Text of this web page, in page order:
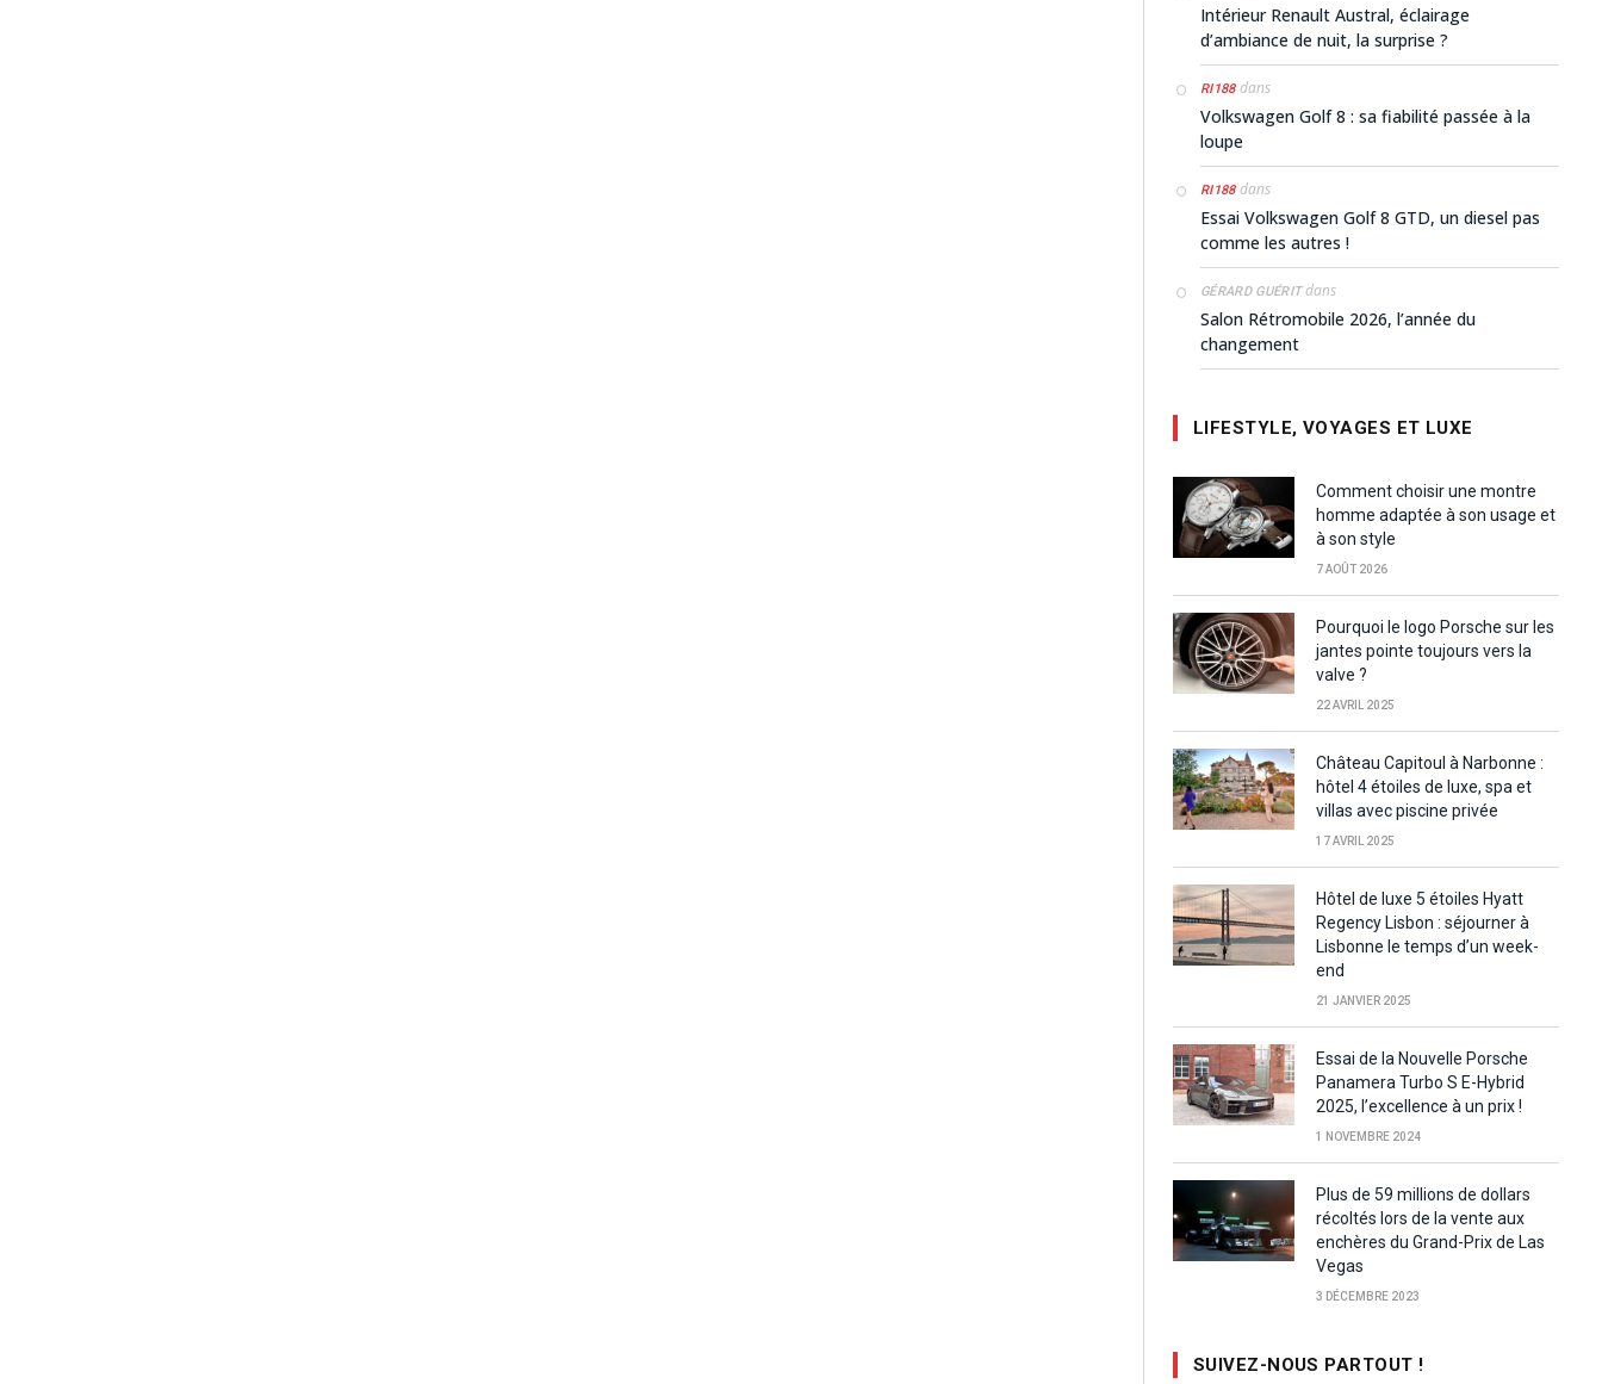
Intérieur Renault Austral, éclairage
d’ambiance de nuit, la surprise ?
RI188dans
Volkswagen Golf 8 : sa fiabilité passée à la
loupe
RI188dans
Essai Volkswagen Golf 8 GTD, un diesel pas
comme les autres !
GÉRARD GUÉRITdans
Salon Rétromobile 2026, l’année du
changement
LIFESTYLE, VOYAGES ET LUXE
Comment choisir une montre
homme adaptée à son usage et
à son style
7 AOÛT 2026
Pourquoi le logo Porsche sur les
jantes pointe toujours vers la
valve ?
22 AVRIL 2025
Château Capitoul à Narbonne :
hôtel 4 étoiles de luxe, spa et
villas avec piscine privée
17 AVRIL 2025
Hôtel de luxe 5 étoiles Hyatt
Regency Lisbon : séjourner à
Lisbonne le temps d’un week-
end
21 JANVIER 2025
Essai de la Nouvelle Porsche
Panamera Turbo S E-Hybrid
2025, l’excellence à un prix !
1 NOVEMBRE 2024
Plus de 59 millions de dollars
récoltés lors de la vente aux
enchères du Grand-Prix de Las
Vegas
3 DÉCEMBRE 2023
SUIVEZ-NOUS PARTOUT !